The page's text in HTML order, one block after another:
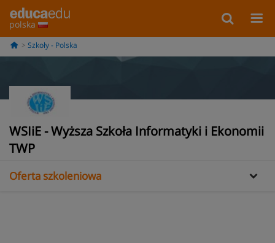
polska
Szkoły - Polska
WSIiE - Wyższa Szkoła Informatyki i Ekonomii
TWP
Informacje
Oferta szkoleniowa